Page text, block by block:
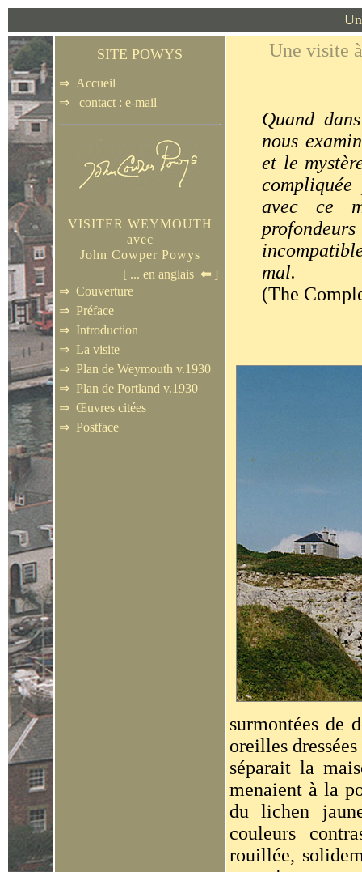
SITE POWYS
⇒ Accueil
⇒ contact : e-mail
VISITER WEYMOUTH
avec
John Cowper Powys
[ ... en anglais ⇐ ]
⇒ Couverture
⇒ Préface
⇒ Introduction
⇒ La visite
⇒ Plan de Weymouth v.1930
⇒ Plan de Portland v.1930
⇒ Œuvres citées
⇒ Postface
Une visite
Quand
nous
et le
avec ce
mal.
(The
surmontées de
oreilles
séparait la
menaient à la
du lichen
couleurs
rouillée,